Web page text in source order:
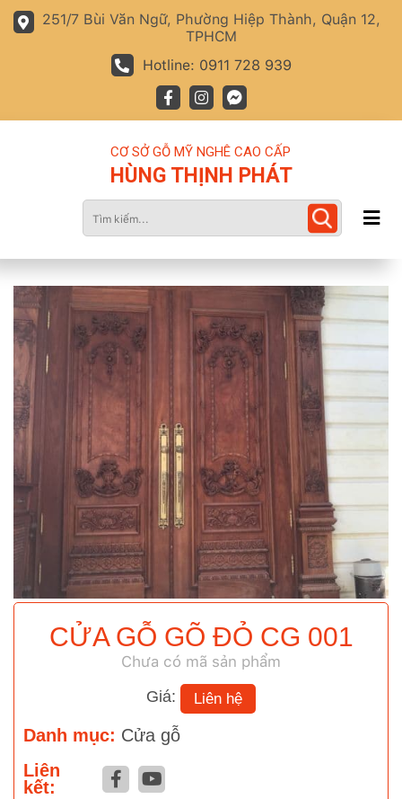
251/7 Bùi Văn Ngữ, Phường Hiệp Thành, Quận 12,
TPHCM
Hotline: 0911 728 939
CƠ SỞ GỖ MỸ NGHÊ CAO CẤP
HÙNG THỊNH PHÁT
CỬA GỖ GÕ ĐỎ CG 001
Chưa có mã sản phẩm
Giá:
Liên hệ
Danh mục: Cửa gỗ
Liên
kết: